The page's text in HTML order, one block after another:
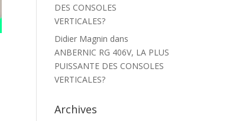
DES CONSOLES
VERTICALES?
Didier Magnin dans
ANBERNIC RG 406V, LA PLUS
PUISSANTE DES CONSOLES
VERTICALES?
Archives